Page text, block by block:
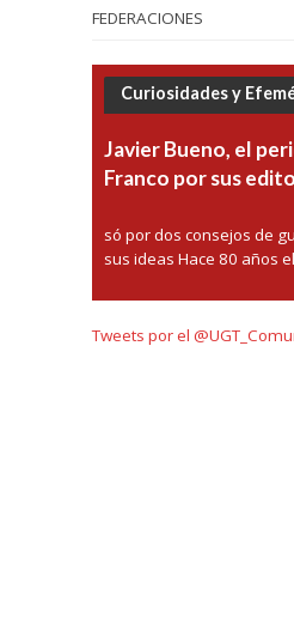
FEDERACIONES
Curiosidades y
Javier Bueno, el
Franco por sus
só por dos consejos de
sus ideas Hace 80 años
Tweets por el